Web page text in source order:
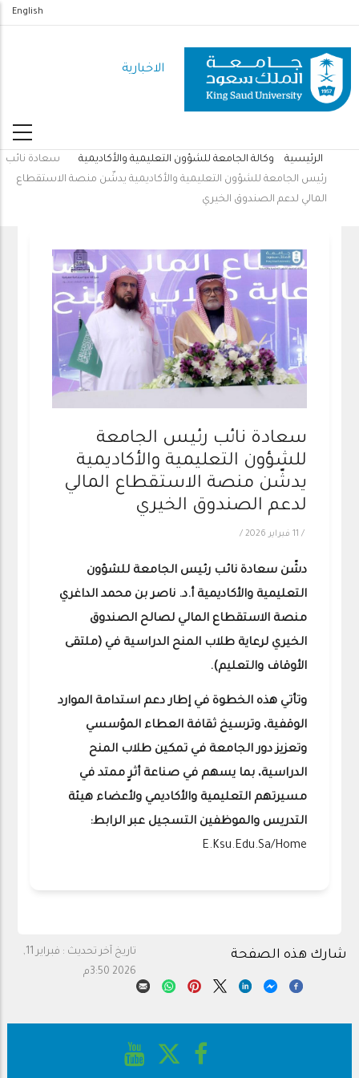
المحتوى
الرئيسي
English
الاخبارية
مسار
التنقل
الرئيسية وكالة الجامعة للشؤون التعليمية والأكاديمية
سعادة نائب
رئيس الجامعة للشؤون التعليمية والأكاديمية يدشّن منصة الاستقطاع
المالي لدعم الصندوق الخيري
سعادة نائب رئيس الجامعة
للشؤون التعليمية والأكاديمية
يدشّن منصة الاستقطاع المالي
لدعم الصندوق الخيري
/ 11 فبراير 2026 /
دشّن سعادة نائب رئيس الجامعة للشؤون
التعليمية والأكاديمية أ.د. ناصر بن محمد الداغري
منصة الاستقطاع المالي لصالح الصندوق
الخيري لرعاية طلاب المنح الدراسية في (ملتقى
الأوقاف والتعليم).
وتأتي هذه الخطوة في إطار دعم استدامة الموارد
الوقفية، وترسيخ ثقافة العطاء المؤسسي
وتعزيز دور الجامعة في تمكين طلاب المنح
الدراسية، بما يسهم في صناعة أثرٍ ممتد في
مسيرتهم التعليمية والأكاديمي ولأعضاء هيئة
التدريس والموظفين التسجيل عبر الرابط:
E.ksu.edu.sa/home‎
تاريخ آخر تحديث :
فبراير 11,
2026 3:50م
شارك هذه الصفحة